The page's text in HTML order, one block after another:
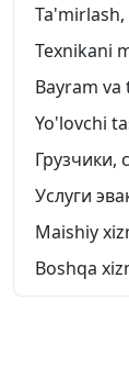
Texnikani
Bayram
Yo'lovchi
Грузчики,
Услуги
Maishiy
Boshqa